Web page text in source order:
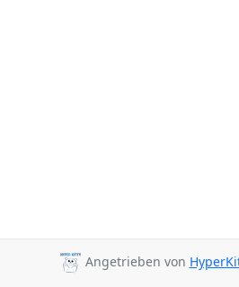
Angetrieben von